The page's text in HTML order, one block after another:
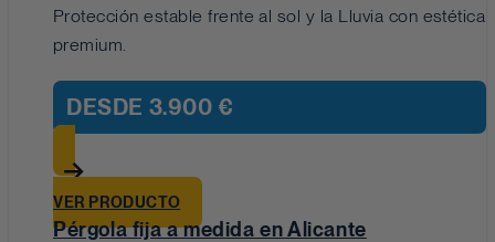
Protección estable frente al sol y la Lluvia con estética
premium.
DESDE 3.900 €
VER PRODUCTO
Pérgola fija a medida en Alicante